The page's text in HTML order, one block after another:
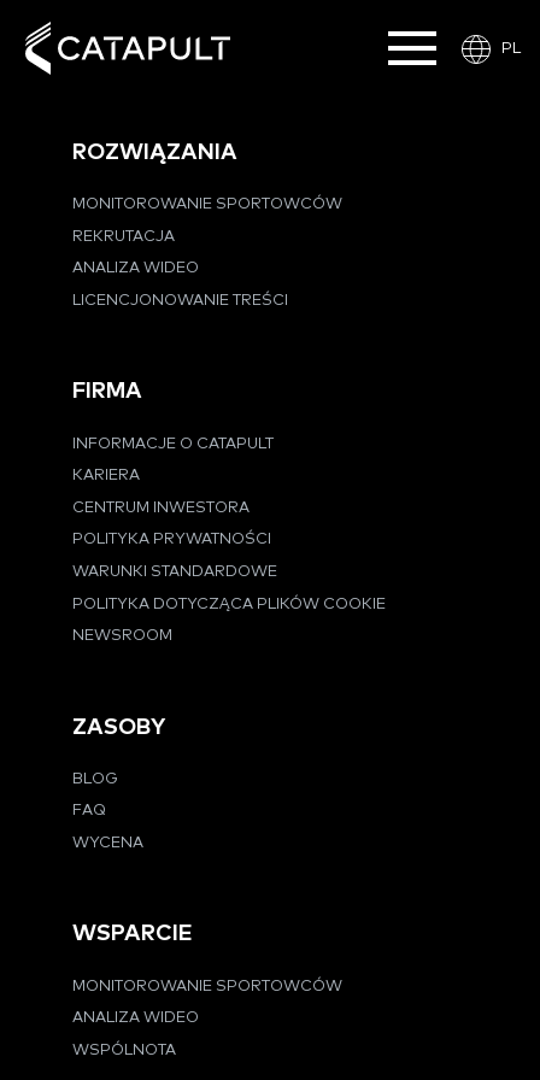
PL
ROZWIĄZANIA
MONITOROWANIE SPORTOWCÓW
REKRUTACJA
ANALIZA WIDEO
LICENCJONOWANIE TREŚCI
FIRMA
INFORMACJE O CATAPULT
KARIERA
CENTRUM INWESTORA
POLITYKA PRYWATNOŚCI
WARUNKI STANDARDOWE
POLITYKA DOTYCZĄCA PLIKÓW COOKIE
NEWSROOM
ZASOBY
BLOG
FAQ
WYCENA
WSPARCIE
MONITOROWANIE SPORTOWCÓW
ANALIZA WIDEO
WSPÓLNOTA